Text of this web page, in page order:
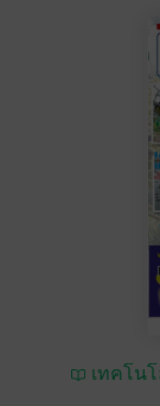
เทคโน